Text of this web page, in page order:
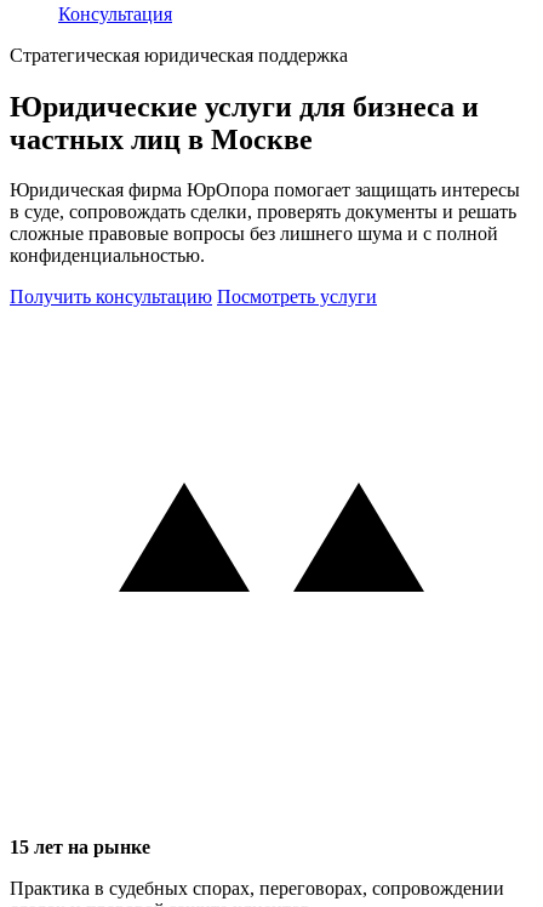
Консультация
Консультация
Стратегическая юридическая поддержка
Юридические услуги для бизнеса и
частных лиц в Москве
Юридическая фирма ЮрОпора помогает защищать интересы
в суде, сопровождать сделки, проверять документы и решать
сложные правовые вопросы без лишнего шума и с полной
конфиденциальностью.
Получить консультацию Посмотреть услуги
15 лет на рынке
Практика в судебных спорах, переговорах, сопровождении